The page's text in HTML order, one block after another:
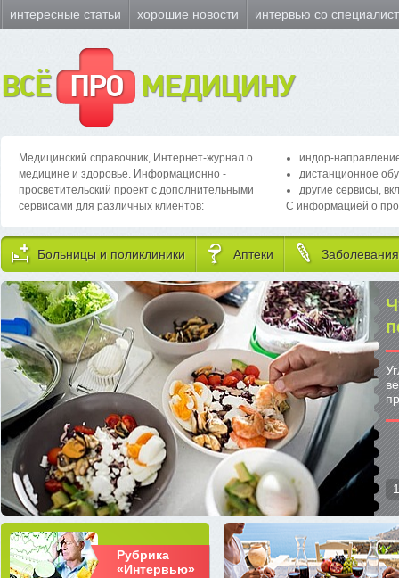
интересные статьи хорошие новости интервью со
ВСЁ ПРО МЕДИЦИНУ
Медицинский справочник, Интернет-журнал о
медицине и здоровье. Информационно -
просветительский проект с дополнительными
сервисами для различных клиентов:
индор-
дистанционное
другие сервисы,
С информацией о
Больницы и поликлиники Аптеки Заболевания
1
Рубрика
«Интервью»